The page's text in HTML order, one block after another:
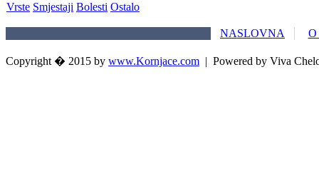
Vrste Smjestaji Bolesti Ostalo
NASLOVNA
Copyright � 2015 by www.Kornjace.com | Powered by Viva